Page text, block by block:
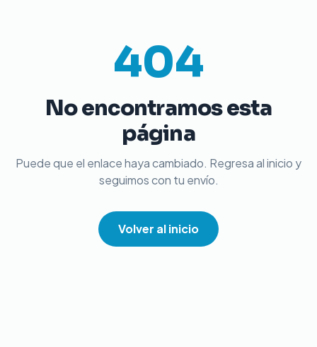
404
No encontramos esta
página
Puede que el enlace haya cambiado. Regresa al inicio y
seguimos con tu envío.
Volver al inicio